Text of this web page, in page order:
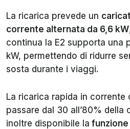
La ricarica prevede un
corrente alternata da 6,6 kW
continua la E2 supporta una
kW, permettendo di ridurre
sosta durante i viaggi.
La ricarica rapida in corrente
passare dal 30 all’80% della
inoltre disponibile la funzione